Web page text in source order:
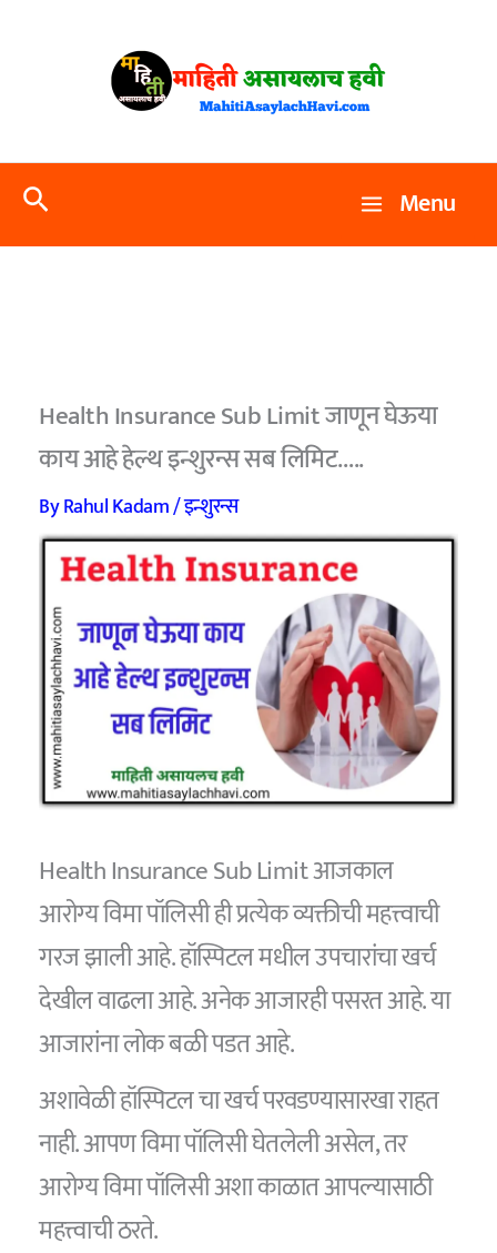
Search Menu
Health Insurance Sub Limit जाणून घेऊया
काय आहे हेल्थ इन्शुरन्स सब लिमिट…..
ByRahul Kadam/इन्शुरन्स
Health Insurance Sub Limit आजकाल
आरोग्य विमा पॉलिसी ही प्रत्येक व्यक्तीची महत्त्वाची
गरज झाली आहे. हॉस्पिटल मधील उपचारांचा खर्च
देखील वाढला आहे. अनेक आजारही पसरत आहे. या
आजारांना लोक बळी पडत आहे.
अशावेळी हॉस्पिटल चा खर्च परवडण्यासारखा राहत
नाही. आपण विमा पॉलिसी घेतलेली असेल, तर
आरोग्य विमा पॉलिसी अशा काळात आपल्यासाठी
महत्त्वाची ठरते.